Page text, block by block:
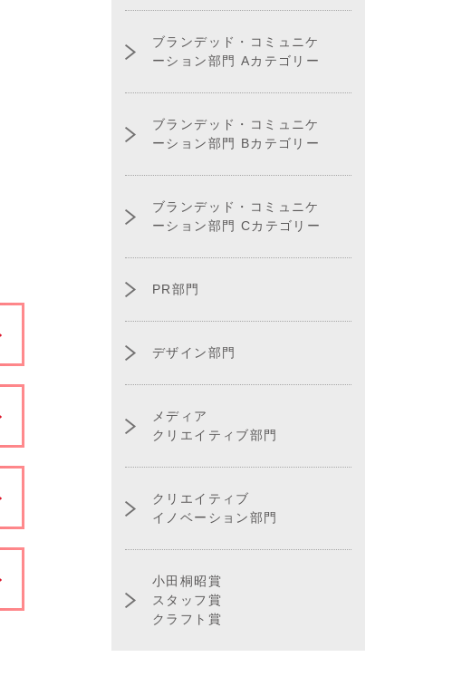
ブランデッド・コミュニケ
ーション部門 Aカテゴリー
ブランデッド・コミュニケ
ーション部門 Bカテゴリー
ブランデッド・コミュニケ
ーション部門 Cカテゴリー
PR部門
デザイン部門
メディア
クリエイティブ部門
クリエイティブ
イノベーション部門
小田桐昭賞
スタッフ賞
クラフト賞